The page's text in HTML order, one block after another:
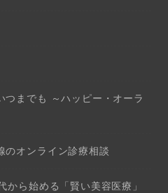
つまでも ～ハッピー・オーラ
のオンライン診療相談
から始める「賢い美容医療」